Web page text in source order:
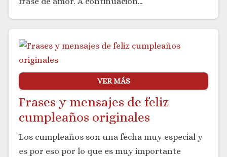
VER MÁS
Frases y mensajes de feliz
cumpleaños originales
Los cumpleaños son una fecha muy especial y
es por eso por lo que es muy importante